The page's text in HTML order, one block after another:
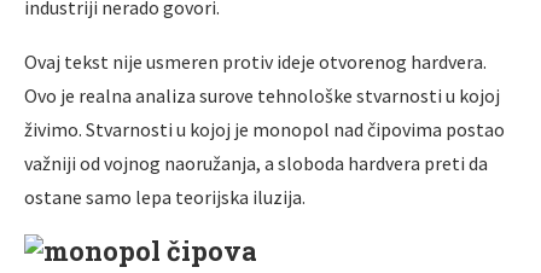
industriji nerado govori.
Ovaj tekst nije usmeren protiv ideje otvorenog hardvera.
Ovo je realna analiza surove tehnološke stvarnosti u kojoj
živimo. Stvarnosti u kojoj je monopol nad čipovima postao
važniji od vojnog naoružanja, a sloboda hardvera preti da
ostane samo lepa teorijska iluzija.